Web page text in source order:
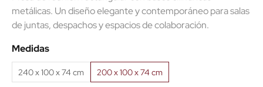
metálicas. Un diseño elegante y contemporáneo para salas
de juntas, despachos y espacios de colaboración.
Medidas
240 x 100 x 74 cm 200 x 100 x 74 cm